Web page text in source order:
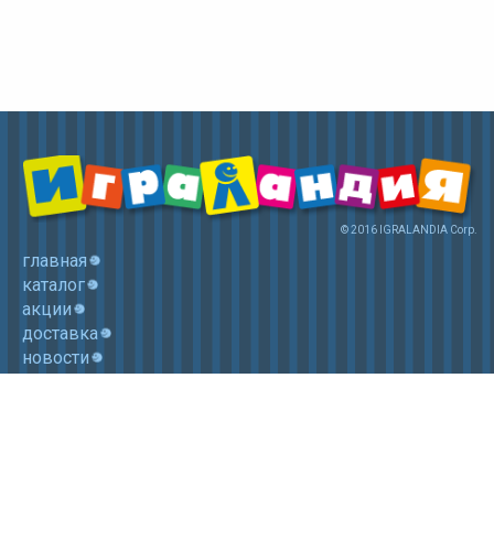
© 2016 IGRALANDIA Corp.
главная
каталог
акции
доставка
новости